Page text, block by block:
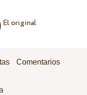
El original
Comentarios